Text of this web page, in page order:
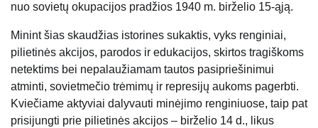
nuo sovietų okupacijos pradžios 1940 m. birželio 15-ąją.
Minint šias skaudžias istorines sukaktis, vyks renginiai,
pilietinės akcijos, parodos ir edukacijos, skirtos tragiškoms
netektims bei nepalaužiamam tautos pasipriešinimui
atminti, sovietmečio trėmimų ir represijų aukoms pagerbti.
Kviečiame aktyviai dalyvauti minėjimo renginiuose, taip pat
prisijungti prie pilietinės akcijos – birželio 14 d., likus